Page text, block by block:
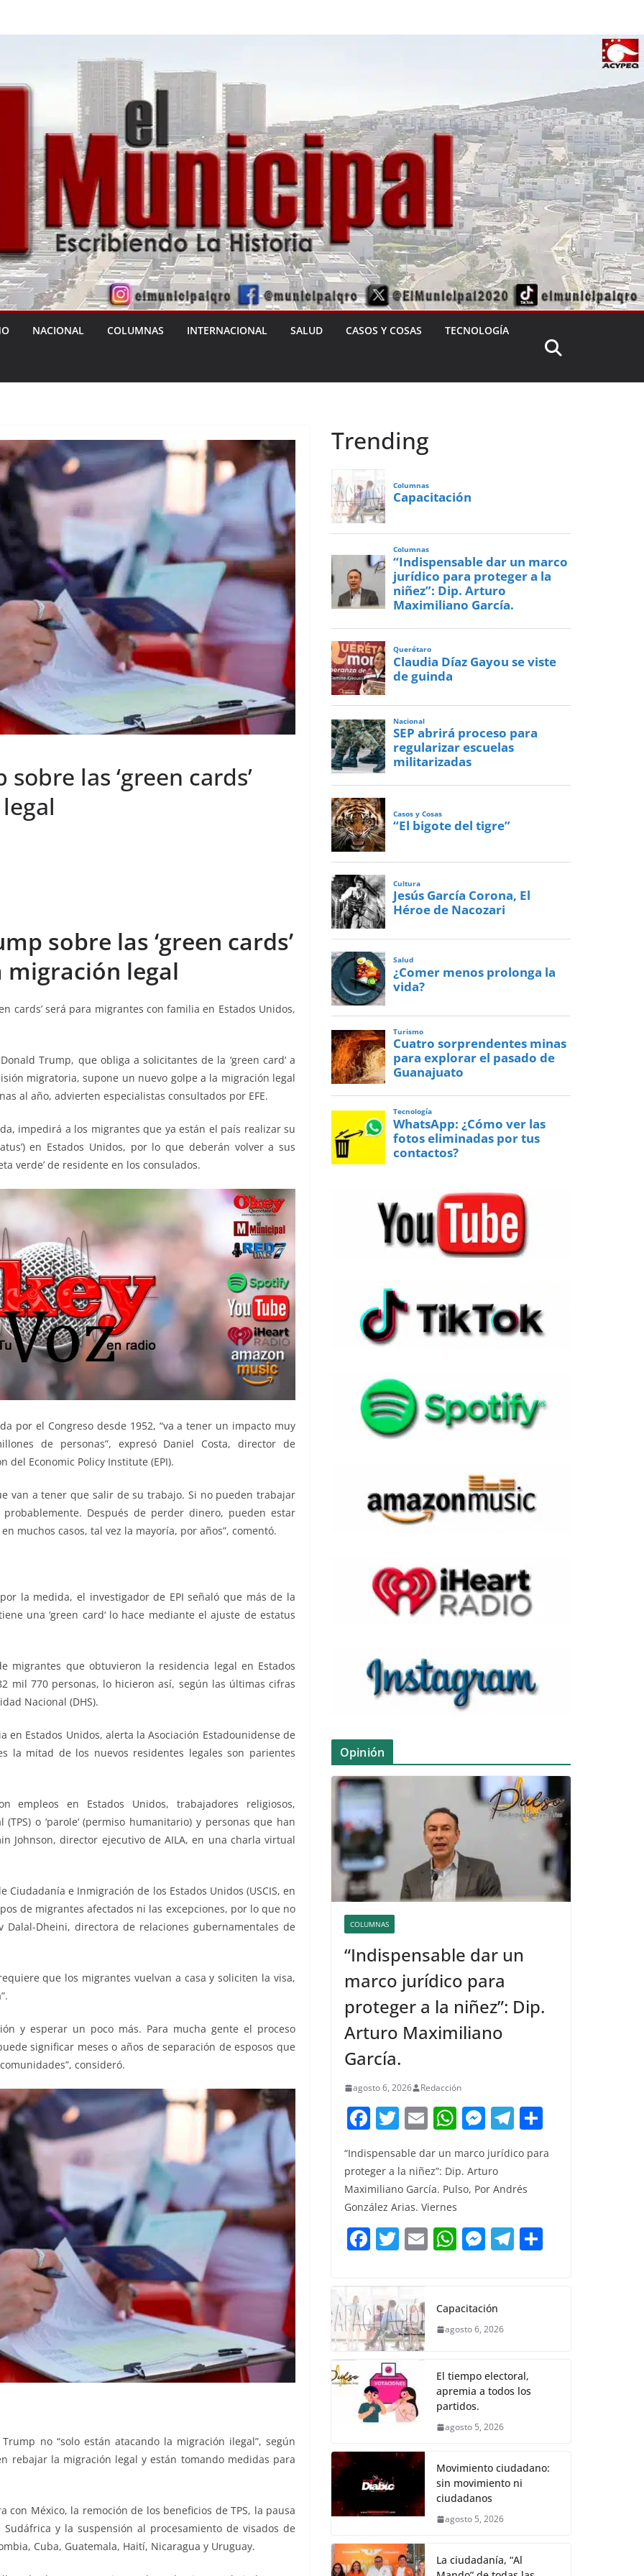
NACIONAL COLUMNAS INTERNACIONAL SALUD CASOS Y COSAS TECNOLOGÍA
las ‘green cards’
sobre las ‘green cards’
migración legal
cards’ será para migrantes con familia en Estados Unidos,
Trump, que obliga a solicitantes de la ‘green card‘ a
migratoria, supone un nuevo golpe a la migración legal
al año, advierten especialistas consultados por EFE.
impedirá a los migrantes que ya están el país realizar su
en Estados Unidos, por lo que deberán volver a sus
verde’ de residente en los consulados.
por el Congreso desde 1952, “va a tener un impacto muy
de personas”, expresó Daniel Costa, director de
del Economic Policy Institute (EPI).
van a tener que salir de su trabajo. Si no pueden trabajar
Después de perder dinero, pueden estar
muchos casos, tal vez la mayoría, por años”, comentó.
la medida, el investigador de EPI señaló que más de la
una ‘green card‘ lo hace mediante el ajuste de estatus
migrantes que obtuvieron la residencia legal en Estados
mil 770 personas, lo hicieron así, según las últimas cifras
Nacional (DHS).
Estados Unidos, alerta la Asociación Estadounidense de
la mitad de los nuevos residentes legales son parientes
empleos en Estados Unidos, trabajadores religiosos,
o ‘parole‘ (permiso humanitario) y personas que han
Johnson, director ejecutivo de AILA, en una charla virtual
e Inmigración de los Estados Unidos (USCIS, en
de migrantes afectados ni las excepciones, por lo que no
Dheini, directora de relaciones gubernamentales de
que los migrantes vuelvan a casa y soliciten la visa,
y esperar un poco más. Para mucha gente el proceso
significar meses o años de separación de esposos que
consideró.
no “solo están atacando la migración ilegal”, según
rebajar la migración legal y están tomando medidas para
México, la remoción de los beneficios de TPS, la pausa
y la suspensión al procesamiento de visados de
Cuba, Guatemala, Haití, Nicaragua y Uruguay.
Trending
Opinión
COLUMNAS
“Indispensable dar un
marco jurídico para
proteger a la niñez”: Dip.
Arturo Maximiliano
García.
agosto 6, 2026 Redacción
F
c
e
b
o
o
k
T
w
itt
er
E
ai
l
W
at
s
p
p
M
e
ss
e
g
er
T
e
gr
m
m
“Indispensable dar un marco jurídico para
proteger a la niñez”: Dip. Arturo
Maximiliano García. Pulso, Por Andrés
González Arias. Viernes
F
c
e
b
o
o
k
T
itt
er
E W
s
A
p
M
e
n
er
T
Capacitación
agosto 6, 2026
El tiempo electoral,
apremia a todos los
partidos.
agosto 5, 2026
Movimiento ciudadano:
sin movimiento ni
ciudadanos
agosto 5, 2026
La ciudadanía, “Al